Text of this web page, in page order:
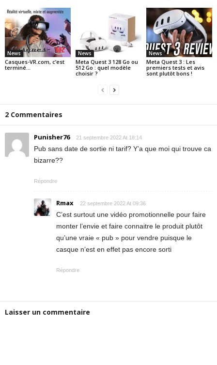
News
Casques-VR.com, c’est
terminé…
News
Meta Quest 3 128 Go ou
512 Go : quel modèle
choisir ?
News
Meta Quest 3 : Les
premiers tests et avis
sont plutôt bons !
2 Commentaires
Punisher76 21 septembre 2022 At 18:14
Pub sans date de sortie ni tarif? Y’a que moi qui trouve ca
bizarre??
Répondre
Rmax 22 septembre 2022 At 09:36
C’est surtout une vidéo promotionnelle pour faire
monter l’envie et faire connaitre le produit plutôt
qu’une vraie « pub » pour vendre puisque le
casque n’est en effet pas encore sorti
Répondre
Laisser un commentaire